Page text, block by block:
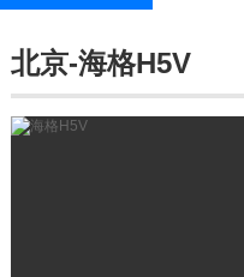
北京-海格H5V